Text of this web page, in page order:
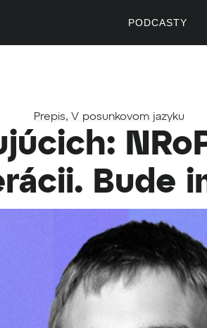
PODCASTY
Prepis, V posunkovom jazyku
Bude